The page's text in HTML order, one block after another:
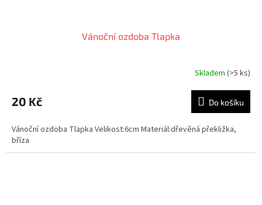
Vánoční ozdoba Tlapka
Skladem (>5 ks)
20 Kč Do košíku
Vánoční ozdoba Tlapka Velikost:6cm Materiál:dřevěná překližka,
bříza